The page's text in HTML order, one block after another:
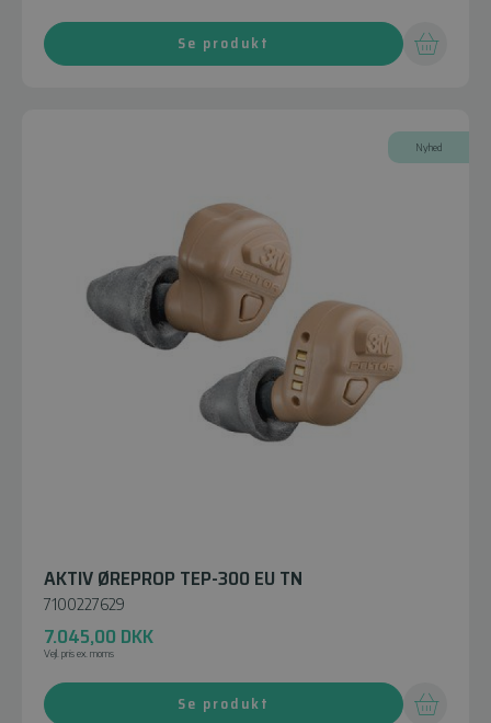
Se produkt
Nyhed
AKTIV ØREPROP TEP-300 EU TN
7100227629
7.045,00 DKK
Vejl. pris ex. moms
Se produkt